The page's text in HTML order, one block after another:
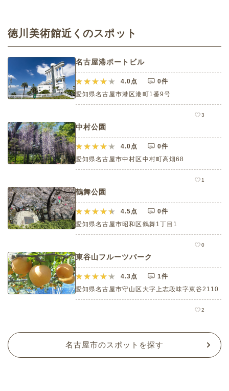
徳川美術館近くのスポット
名古屋港ポートビル
4.0点
0件
愛知県名古屋市港区港町1番9号
3
中村公園
4.0点
0件
愛知県名古屋市中村区中村町高畑68
1
鶴舞公園
4.5点
0件
愛知県名古屋市昭和区鶴舞1丁目1
0
東谷山フルーツパーク
4.3点
1件
愛知県名古屋市守山区大字上志段味字東谷2110
2
名古屋市のスポットを探す